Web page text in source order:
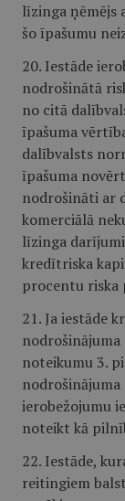
līzinga ņēmējs
šo īpašumu
20. Iestāde
nodrošinātā
no citā
īpašuma
dalībvalsts
īpašuma
nodrošināti ar
komerciālā
līzinga
kredītriska
procentu riska
21. Ja iestāde
noteikumu 3.
ierobežojumu
noteikt kā
22. Iestāde,
reitingiem